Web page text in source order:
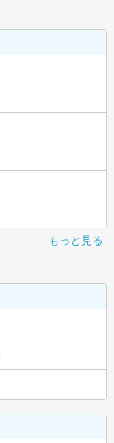
もっと見る